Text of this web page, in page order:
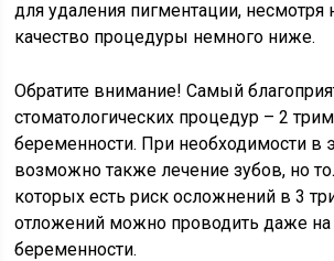
для удаления пигментации, несмотря
качество процедуры немного ниже.
Обратите внимание! Самый
стоматологических процедур – 2
беременности. При необходимости в
возможно также лечение зубов, но
которых есть риск осложнений в 3
отложений можно проводить даже
беременности.